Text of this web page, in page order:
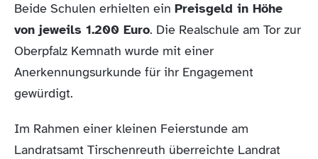
Beide Schulen erhielten ein Preisgeld in Höhe
von jeweils 1.200 Euro. Die Realschule am Tor zur
Oberpfalz Kemnath wurde mit einer
Anerkennungsurkunde für ihr Engagement
gewürdigt.
Im Rahmen einer kleinen Feierstunde am
Landratsamt Tirschenreuth überreichte Landrat